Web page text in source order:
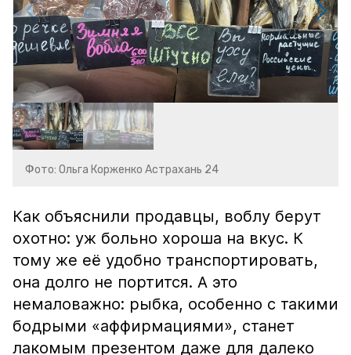
Фото: Ольга Корженко Астрахань 24
Как объяснили продавцы, воблу берут
охотно: уж больно хороша на вкус. К
тому же её удобно транспортировать,
она долго не портится. А это
немаловажно: рыбка, особенно с такими
бодрыми «аффирмациями», станет
лакомым презентом даже для далеко